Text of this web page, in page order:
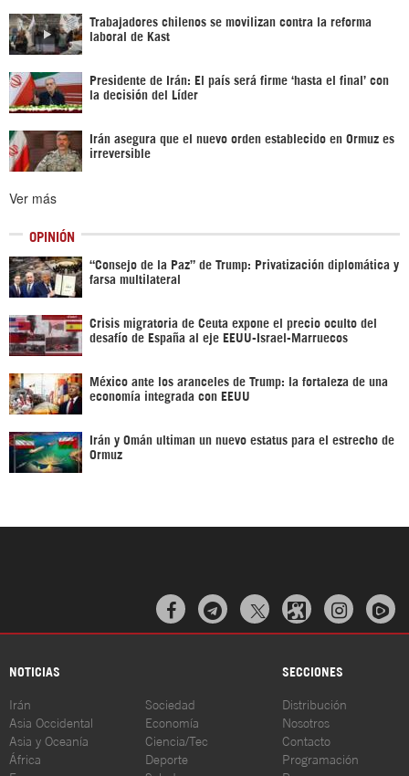
Trabajadores chilenos se movilizan contra la reforma
laboral de Kast
Presidente de Irán: El país será firme ‘hasta el final’ con
la decisión del Líder
Irán asegura que el nuevo orden establecido en Ormuz es
irreversible
Ver más
OPINIÓN
“Consejo de la Paz” de Trump: Privatización diplomática y
farsa multilateral
Crisis migratoria de Ceuta expone el precio oculto del
desafío de España al eje EEUU-Israel-Marruecos
México ante los aranceles de Trump: la fortaleza de una
economía integrada con EEUU
Irán y Omán ultiman un nuevo estatus para el estrecho de
Ormuz
  
NOTICIAS SECCIONES
Irán
Asia Occidental
Asia y Oceanía
África
Sociedad
Economía
Ciencia/Tec
Deporte
Distribución
Nosotros
Contacto
Programación